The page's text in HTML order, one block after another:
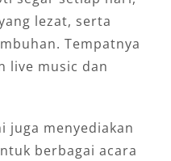
lezat, serta
Tempatnya
live music dan
juga menyediakan
berbagai acara